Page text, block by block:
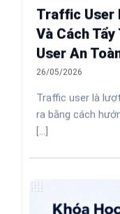
Traffic User
Và Cách
User An
26/05/2026
Traffic user là
ra bằng cách
[...]